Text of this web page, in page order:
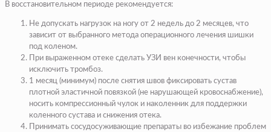
В восстановительном периоде рекомендуется:
Не допускать нагрузок на ногу от 2 недель до 2 месяцев, что
зависит от выбранного метода операционного лечения шишки
под коленом.
При выраженном отеке сделать УЗИ вен конечности, чтобы
исключить тромбоз.
1 месяц (минимум) после снятия швов фиксировать сустав
плотной эластичной повязкой (не нарушающей кровоснабжение),
носить компрессионный чулок и наколенник для поддержки
коленного сустава и снижения отека.
Принимать сосудосуживающие препараты во избежание проблем